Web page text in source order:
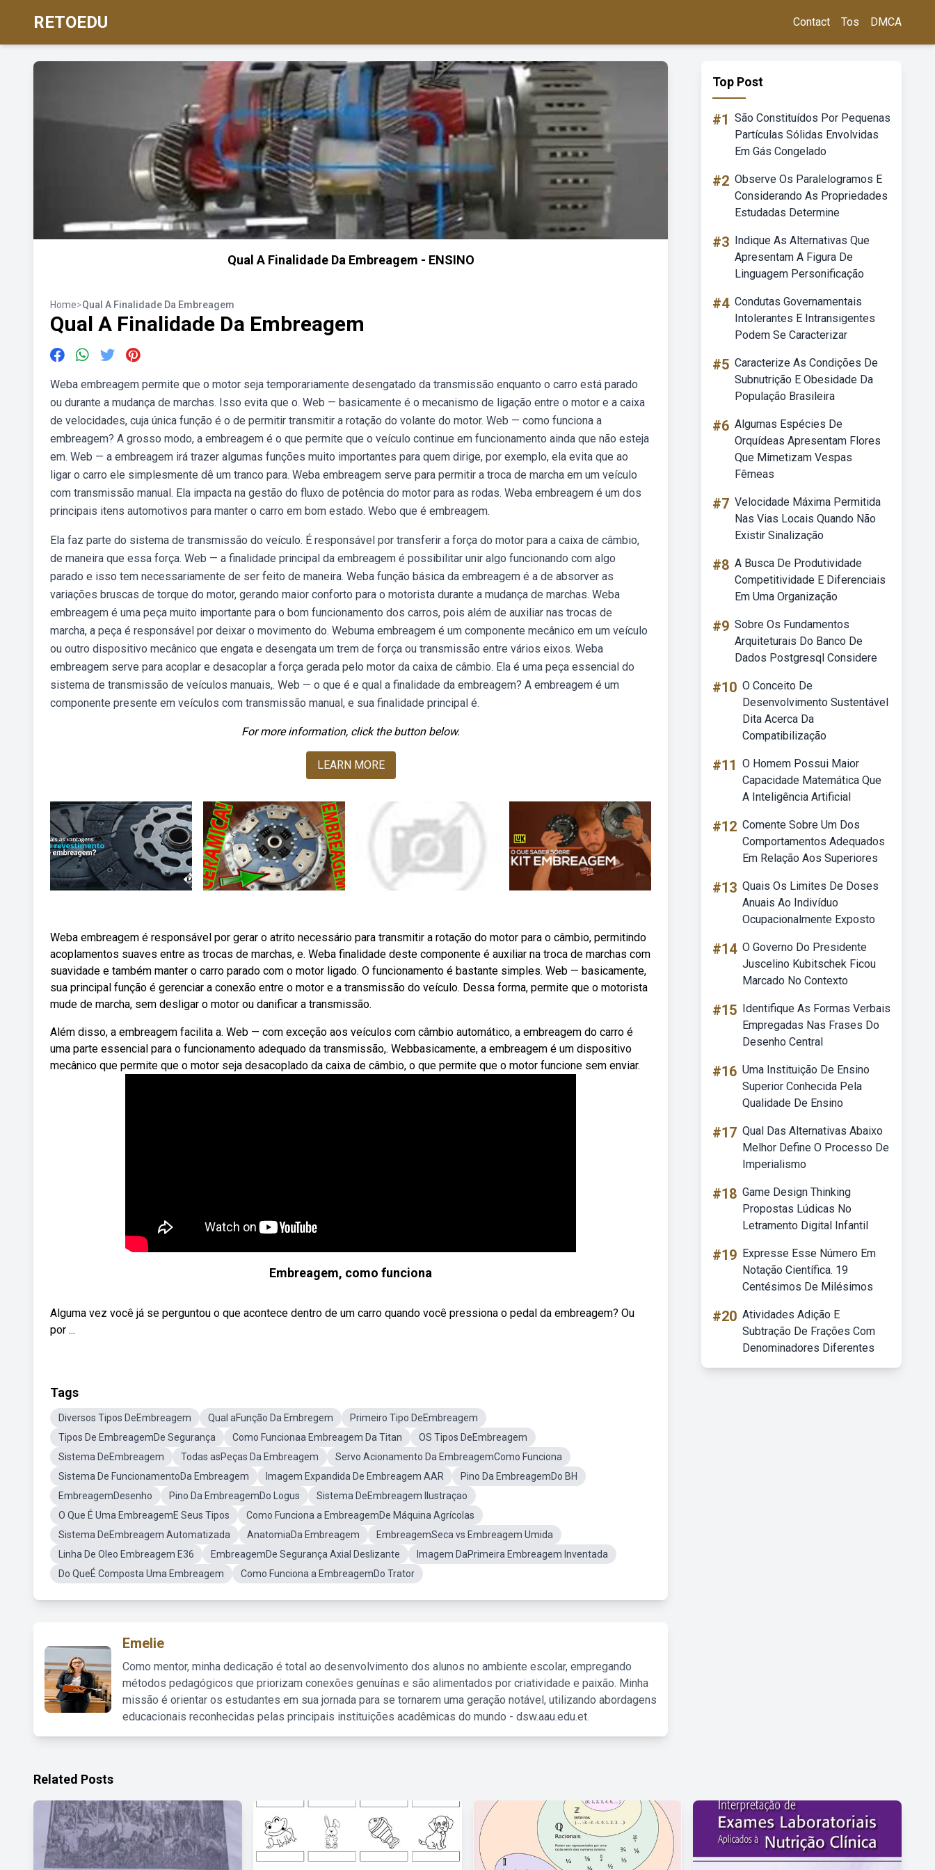
RETOEDU Contact Tos DMCA
Qual A Finalidade Da Embreagem - ENSINO
Home>Qual A Finalidade Da Embreagem
Qual A Finalidade Da Embreagem
Weba embreagem permite que o motor seja temporariamente desengatado da transmissão enquanto o carro está parado
ou durante a mudança de marchas. Isso evita que o. Web — basicamente é o mecanismo de ligação entre o motor e a caixa
de velocidades, cuja única função é o de permitir transmitir a rotação do volante do motor. Web — como funciona a
embreagem? A grosso modo, a embreagem é o que permite que o veículo continue em funcionamento ainda que não esteja
em. Web — a embreagem irá trazer algumas funções muito importantes para quem dirige, por exemplo, ela evita que ao
ligar o carro ele simplesmente dê um tranco para. Weba embreagem serve para permitir a troca de marcha em um veículo
com transmissão manual. Ela impacta na gestão do fluxo de potência do motor para as rodas. Weba embreagem é um dos
principais itens automotivos para manter o carro em bom estado. Webo que é embreagem.
Ela faz parte do sistema de transmissão do veículo. É responsável por transferir a força do motor para a caixa de câmbio,
de maneira que essa força. Web — a finalidade principal da embreagem é possibilitar unir algo funcionando com algo
parado e isso tem necessariamente de ser feito de maneira. Weba função básica da embreagem é a de absorver as
variações bruscas de torque do motor, gerando maior conforto para o motorista durante a mudança de marchas. Weba
embreagem é uma peça muito importante para o bom funcionamento dos carros, pois além de auxiliar nas trocas de
marcha, a peça é responsável por deixar o movimento do. Webuma embreagem é um componente mecânico em um veículo
ou outro dispositivo mecânico que engata e desengata um trem de força ou transmissão entre vários eixos. Weba
embreagem serve para acoplar e desacoplar a força gerada pelo motor da caixa de câmbio. Ela é uma peça essencial do
sistema de transmissão de veículos manuais,. Web — o que é e qual a finalidade da embreagem? A embreagem é um
componente presente em veículos com transmissão manual, e sua finalidade principal é.
For more information, click the button below.
LEARN MORE
Weba embreagem é responsável por gerar o atrito necessário para transmitir a rotação do motor para o câmbio, permitindo
acoplamentos suaves entre as trocas de marchas, e. Weba finalidade deste componente é auxiliar na troca de marchas com
suavidade e também manter o carro parado com o motor ligado. O funcionamento é bastante simples. Web — basicamente,
sua principal função é gerenciar a conexão entre o motor e a transmissão do veículo. Dessa forma, permite que o motorista
mude de marcha, sem desligar o motor ou danificar a transmissão.
Além disso, a embreagem facilita a. Web — com exceção aos veículos com câmbio automático, a embreagem do carro é
uma parte essencial para o funcionamento adequado da transmissão,. Webbasicamente, a embreagem é um dispositivo
mecânico que permite que o motor seja desacoplado da caixa de câmbio, o que permite que o motor funcione sem enviar.
Embreagem, como funciona
Alguma vez você já se perguntou o que acontece dentro de um carro quando você pressiona o pedal da embreagem? Ou
por ...
Tags
Diversos Tipos DeEmbreagem Qual aFunção Da Embregem
Primeiro Tipo DeEmbreagem
Tipos De EmbreagemDe Segurança
Como Funcionaa Embreagem Da Titan
OS Tipos DeEmbreagem
Sistema DeEmbreagem
Todas asPeças Da Embreagem
Servo Acionamento Da EmbreagemComo Funciona
Sistema De FuncionamentoDa Embreagem
Imagem Expandida De Embreagem AAR
Pino Da EmbreagemDo BH
EmbreagemDesenho
Pino Da EmbreagemDo Logus
Sistema DeEmbreagem Ilustraçao
O Que É Uma EmbreagemE Seus Tipos
Como Funciona a EmbreagemDe Máquina Agrícolas
Sistema DeEmbreagem Automatizada
AnatomiaDa Embreagem
EmbreagemSeca vs Embreagem Umida
Linha De Oleo Embreagem E36
EmbreagemDe Segurança Axial Deslizante
Imagem DaPrimeira Embreagem Inventada
Do QueÉ Composta Uma Embreagem
Como Funciona a EmbreagemDo Trator
Emelie
Como mentor, minha dedicação é total ao desenvolvimento dos alunos no ambiente escolar, empregando
métodos pedagógicos que priorizam conexões genuínas e são alimentados por criatividade e paixão. Minha
missão é orientar os estudantes em sua jornada para se tornarem uma geração notável, utilizando abordagens
educacionais reconhecidas pelas principais instituições acadêmicas do mundo - dsw.aau.edu.et.
Top Post
#1 São Constituídos Por Pequenas
Partículas Sólidas Envolvidas
Em Gás Congelado
#2 Observe Os Paralelogramos E
Considerando As Propriedades
Estudadas Determine
#3 Indique As Alternativas Que
Apresentam A Figura De
Linguagem Personificação
#4 Condutas Governamentais
Intolerantes E Intransigentes
Podem Se Caracterizar
#5 Caracterize As Condições De
Subnutrição E Obesidade Da
População Brasileira
#6 Algumas Espécies De
Orquídeas Apresentam Flores
Que Mimetizam Vespas
Fêmeas
#7 Velocidade Máxima Permitida
Nas Vias Locais Quando Não
Existir Sinalização
#8 A Busca De Produtividade
Competitividade E Diferenciais
Em Uma Organização
#9 Sobre Os Fundamentos
Arquiteturais Do Banco De
Dados Postgresql Considere
#10 O Conceito De
Desenvolvimento Sustentável
Dita Acerca Da
Compatibilização
#11 O Homem Possui Maior
Capacidade Matemática Que
A Inteligência Artificial
#12 Comente Sobre Um Dos
Comportamentos Adequados
Em Relação Aos Superiores
#13 Quais Os Limites De Doses
Anuais Ao Indivíduo
Ocupacionalmente Exposto
#14 O Governo Do Presidente
Juscelino Kubitschek Ficou
Marcado No Contexto
#15 Identifique As Formas Verbais
Empregadas Nas Frases Do
Desenho Central
#16 Uma Instituição De Ensino
Superior Conhecida Pela
Qualidade De Ensino
#17 Qual Das Alternativas Abaixo
Melhor Define O Processo De
Imperialismo
#18 Game Design Thinking
Propostas Lúdicas No
Letramento Digital Infantil
#19 Expresse Esse Número Em
Notação Científica. 19
Centésimos De Milésimos
#20 Atividades Adição E
Subtração De Frações Com
Denominadores Diferentes
Related Posts